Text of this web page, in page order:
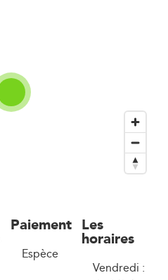
Paiement
Espèce
Les
horaires
Vendredi :